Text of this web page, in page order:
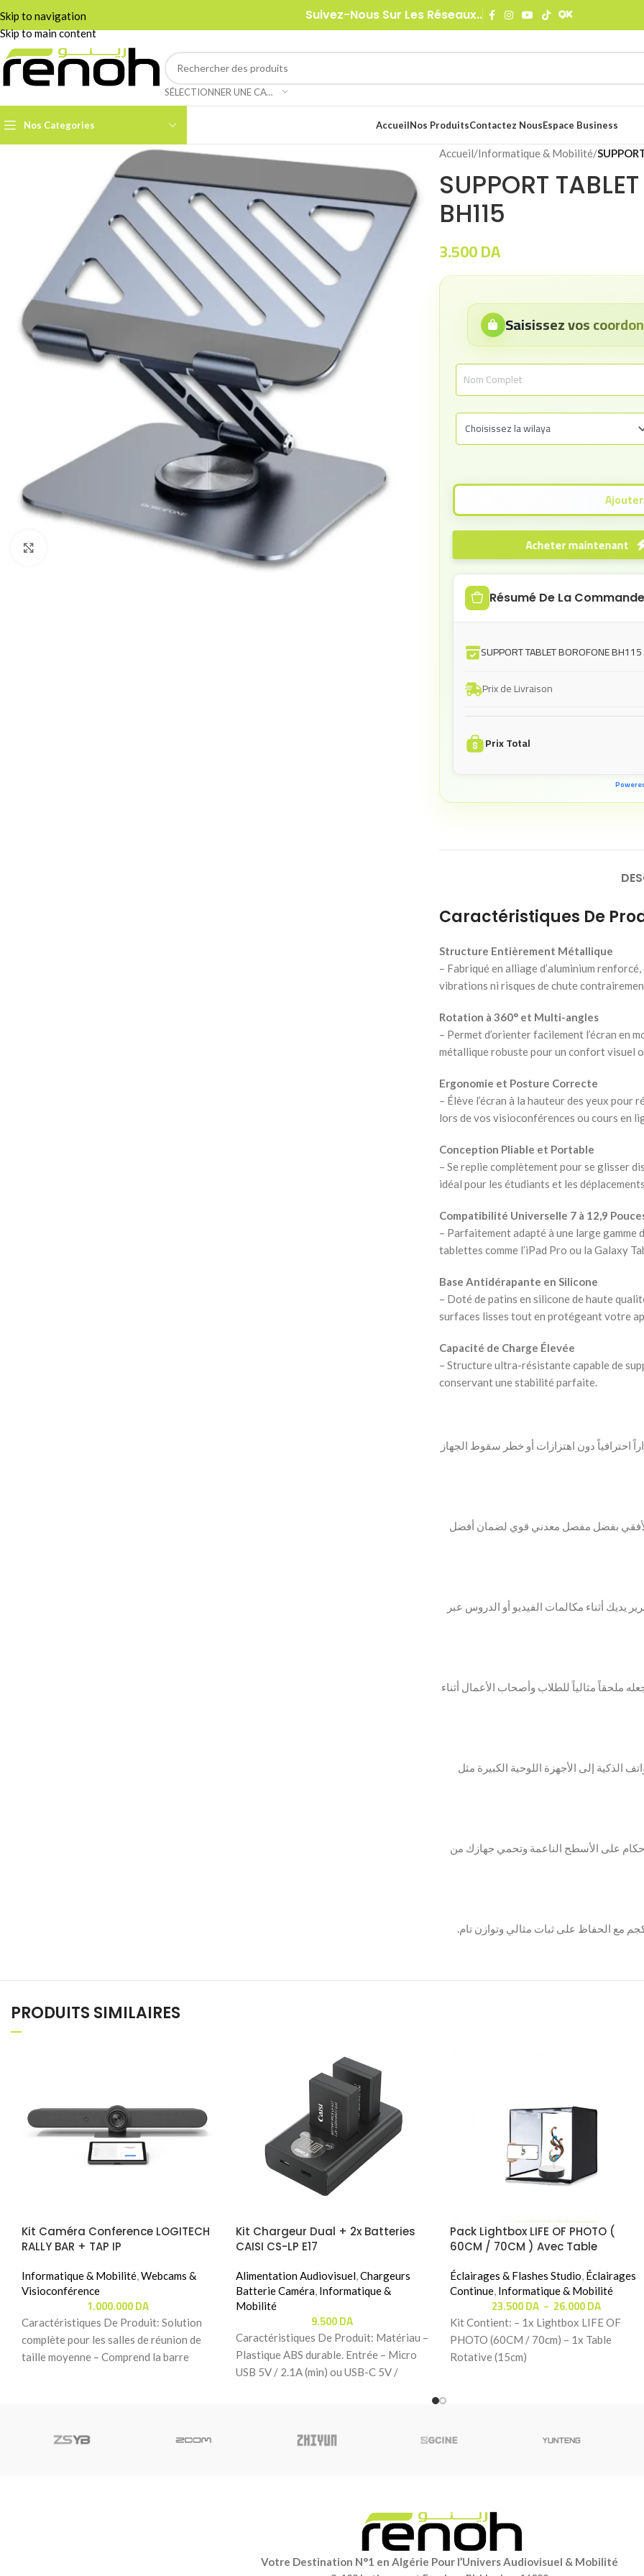
Skip to navigation
Skip to main content
Suivez-Nous Sur Les Réseaux..
SÉLECTIONNER UNE CATÉGORIE
Nos Categories
Accessoires Caméra PTZ
Boom Arms & Supports À
Câbles et Adaptateurs
Adaptateurs &
Convertisseurs
Câbles Audio
Câbles Data & Réseau
Câbles Video
Cages & Grips Smartphone
Cartes de Capture Audio /
Vidéo
AccueilNos ProduitsContactez NousEspace Business
Accueil/Informatique & Mobilité/
SUPPORT
BH115
3.500DA
Saisissez vos
Acheter maintenant
Résumé De La Commande
SUPPORT TABLET BOROFONE BH115
Prix de Livraison
Prix Total
Caractéristiques De
Structure Entièrement Métallique
– Fabriqué en alliage d’aluminium
vibrations ni risques de chute
Rotation à 360° et Multi-angles
– Permet d’orienter facilement l’écran en
métallique robuste pour un confort visuel
Ergonomie et Posture Correcte
– Élève l’écran à la hauteur des yeux
lors de vos visioconférences ou cours en
Conception Pliable et Portable
– Se replie complètement pour se glisser
idéal pour les étudiants et les
Compatibilité Universelle 7 à 12,9
– Parfaitement adapté à une large gamme
tablettes comme l’iPad Pro ou la Galaxy
Base Antidérapante en Silicone
– Doté de patins en silicone de haute
surfaces lisses tout en protégeant votre
Capacité de Charge Élevée
– Structure ultra-résistante capable de
conservant une stabilité parfaite.
احترافياً دون اهتزازات أو خطر سقوط الجهاز
بفضل مفصل معدني قوي لضمان أفضل
يديك أثناء مكالمات الفيديو أو الدروس عبر
ملحقاً مثالياً للطلاب وأصحاب الأعمال أثناء
الذكية إلى الأجهزة اللوحية الكبيرة مثل
على الأسطح الناعمة وتحمي جهازك من
PRODUITS SIMILAIRES
Kit Caméra Conference LOGITECH
RALLY BAR + TAP IP
Informatique & Mobilité Webcams &
Visioconférence
1.000.000DA
Caractéristiques De Produit: Solution
complète pour les salles de réunion de
taille moyenne – Comprend la barre
Kit Chargeur Dual + 2x Batteries
CAISI CS-LP E17
Alimentation Audiovisuel Chargeurs
Batterie Caméra Informatique &
Mobilité
9.500DA
Caractéristiques De Produit: Matériau –
Plastique ABS durable. Entrée – Micro
USB 5V / 2.1A (min) ou USB-C 5V /
Pack Lightbox LIFE OF PHOTO (
60CM / 70CM ) Avec Table
Éclairages & Flashes Studio Éclairages
Continue Informatique & Mobilité
23.500DA – 26.000DA
Kit Contient: – 1x Lightbox LIFE OF
PHOTO (60CM / 70cm) – 1x Table
Rotative (15cm)
Votre Destination N°1 en Algérie Pour l’Univers Audiovisuel & Mobilité